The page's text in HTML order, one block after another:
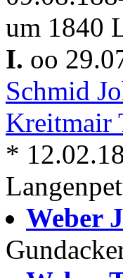
um 1840
I. oo
Schmid
Kreitmair
*
Weber